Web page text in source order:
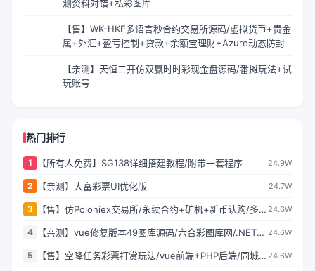
测资料对错+私彩图库
【售】WK-HKE多语言秒合约交易所源码/虚拟货币+贵金
属+外汇+盈亏控制+贷款+余额宝理财+Azure动态防封
【亲测】天恒二开仿双赢时时彩现金盘源码/番摊玩法+试
玩账号
热门排行
1 【所有人免费】SG138详细搭建教程/附带一套程序 24.9W
2 【亲测】大富彩票UI优化版 24.7W
3
【售】仿Poloniex交易所/永续合约+矿机+新币认购/多语 24.6W
4
【亲测】vue修复版本49图库源码/六合彩图库网/.NET程 24.6W
5
【售】空降任务彩票打赏玩法/vue前端+PHP后端/同城空 24.6W